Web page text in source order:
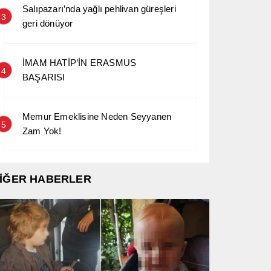
3
Salıpazarı’nda yağlı pehlivan güreşleri
geri dönüyor
4
İMAM HATİP’İN ERASMUS
BAŞARISI
5
Memur Emeklisine Neden Seyyanen
Zam Yok!
HABERLER